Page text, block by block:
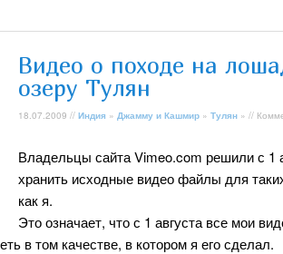
Видео о походе на
озеру Тулян
18.07.2009 // Индия » Джамму и Кашмир » Тулян » //
Владельцы сайта Vimeo.com решили с 1
хранить исходные видео файлы для
как я.
Это означает, что с 1 августа все мои
в том качестве, в котором я его сделал.